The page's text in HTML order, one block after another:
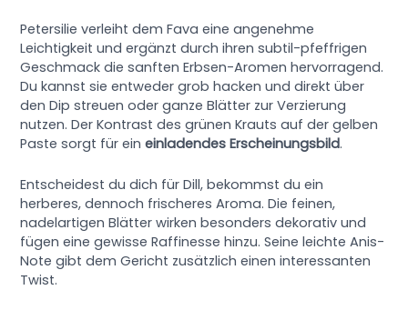
Petersilie verleiht dem Fava eine angenehme
Leichtigkeit und ergänzt durch ihren subtil-pfeffrigen
Geschmack die sanften Erbsen-Aromen hervorragend.
Du kannst sie entweder grob hacken und direkt über
den Dip streuen oder ganze Blätter zur Verzierung
nutzen. Der Kontrast des grünen Krauts auf der gelben
Paste sorgt für eineinladendes Erscheinungsbild.
Entscheidest du dich für Dill, bekommst du ein
herberes, dennoch frischeres Aroma. Die feinen,
nadelartigen Blätter wirken besonders dekorativ und
fügen eine gewisse Raffinesse hinzu. Seine leichte Anis-
Note gibt dem Gericht zusätzlich einen interessanten
Twist.